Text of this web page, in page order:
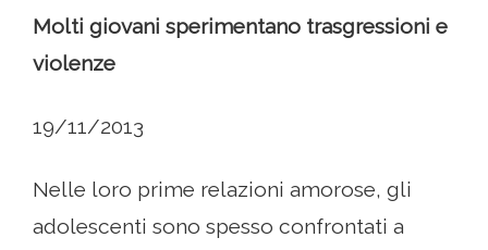
Molti giovani sperimentano trasgressioni e
violenze
19/11/2013
Nelle loro prime relazioni amorose, gli
adolescenti sono spesso confrontati a